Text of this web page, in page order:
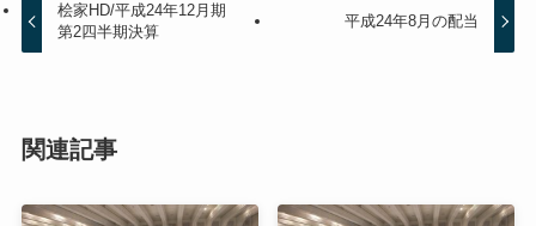
桧家HD/平成24年12月期
第2四半期決算
平成24年8月の配当
関連記事